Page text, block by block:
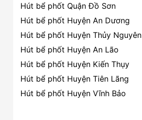
Hút bể phốt Quận Đồ Sơn
Hút bể phốt Huyện An Dương
Hút bể phốt Huyện Thủy Nguyên
Hút bể phốt Huyện An Lão
Hút bể phốt Huyện Kiến Thụy
Hút bể phốt Huyện Tiên Lãng
Hút bể phốt Huyện Vĩnh Bảo